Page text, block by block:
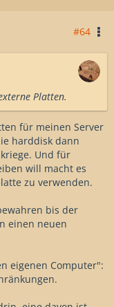
#64
Platten.
für meinen Server
harddisk dann
Und für
will macht es
zu verwenden.
bis der
einen neuen
eigenen Computer":